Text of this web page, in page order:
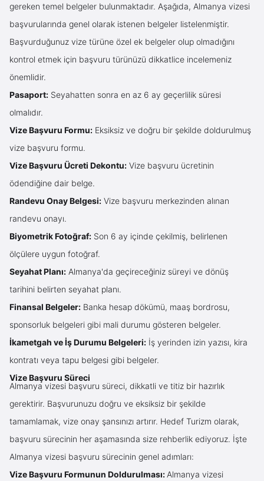
gereken temel belgeler bulunmaktadır. Aşağıda, Almanya vizesi
başvurularında genel olarak istenen belgeler listelenmiştir.
Başvurduğunuz vize türüne özel ek belgeler olup olmadığını
kontrol etmek için başvuru türünüzü dikkatlice incelemeniz
önemlidir.
Pasaport: Seyahatten sonra en az 6 ay geçerlilik süresi
olmalıdır.
Vize Başvuru Formu: Eksiksiz ve doğru bir şekilde doldurulmuş
vize başvuru formu.
Vize Başvuru Ücreti Dekontu: Vize başvuru ücretinin
ödendiğine dair belge.
Randevu Onay Belgesi: Vize başvuru merkezinden alınan
randevu onayı.
Biyometrik Fotoğraf: Son 6 ay içinde çekilmiş, belirlenen
ölçülere uygun fotoğraf.
Seyahat Planı: Almanya'da geçireceğiniz süreyi ve dönüş
tarihini belirten seyahat planı.
Finansal Belgeler: Banka hesap dökümü, maaş bordrosu,
sponsorluk belgeleri gibi mali durumu gösteren belgeler.
İkametgah ve İş Durumu Belgeleri: İş yerinden izin yazısı, kira
kontratı veya tapu belgesi gibi belgeler.
Vize Başvuru Süreci
Almanya vizesi başvuru süreci, dikkatli ve titiz bir hazırlık
gerektirir. Başvurunuzu doğru ve eksiksiz bir şekilde
tamamlamak, vize onay şansınızı artırır. Hedef Turizm olarak,
başvuru sürecinin her aşamasında size rehberlik ediyoruz. İşte
Almanya vizesi başvuru sürecinin genel adımları:
Vize Başvuru Formunun Doldurulması: Almanya vizesi